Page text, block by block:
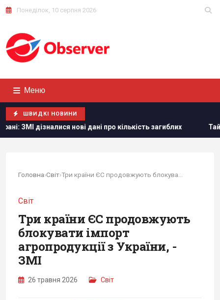
Понеділок, 10 серпня 2026
Меню
ШВИДКІ НОВИНИ
нові дані про кількість загиблих Тайвань показав
Головна›Світ›
Світ
Три країни ЄС продовжують
блокувати імпорт
агропродукції з України, -
ЗМІ
26 травня 2026 Світ